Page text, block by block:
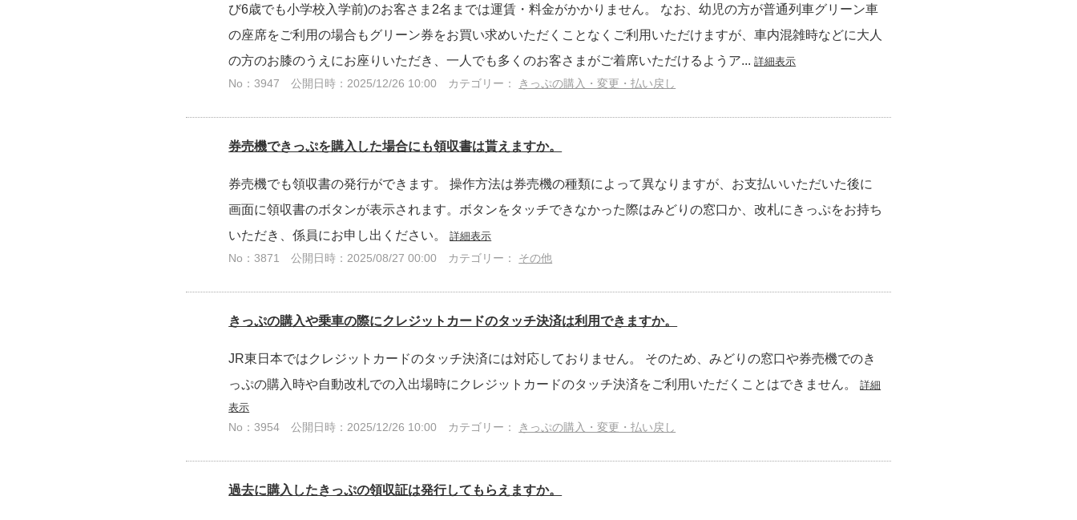
び6歳でも小学校入学前)のお客さま2名までは運賃・料金がかかりません。 なお、幼児の方が普通列車グリーン車
の座席をご利用の場合もグリーン券をお買い求めいただくことなくご利用いただけますが、車内混雑時などに大人
の方のお膝のうえにお座りいただき、一人でも多くのお客さまがご着席いただけるようア...詳細表示
No：3947 公開日時：2025/12/26 10:00 カテゴリー： きっぷの購入・変更・払い戻し
券売機できっぷを購入した場合にも領収書は貰えますか。
券売機でも領収書の発行ができます。 操作方法は券売機の種類によって異なりますが、お支払いいただいた後に
画面に領収書のボタンが表示されます。ボタンをタッチできなかった際はみどりの窓口か、改札にきっぷをお持ち
いただき、係員にお申し出ください。詳細表示
No：3871 公開日時：2025/08/27 00:00 カテゴリー： その他
きっぷの購入や乗車の際にクレジットカードのタッチ決済は利用できますか。
JR東日本ではクレジットカードのタッチ決済には対応しておりません。 そのため、みどりの窓口や券売機でのき
っぷの購入時や自動改札での入出場時にクレジットカードのタッチ決済をご利用いただくことはできません。詳細
表示
No：3954 公開日時：2025/12/26 10:00 カテゴリー： きっぷの購入・変更・払い戻し
過去に購入したきっぷの領収証は発行してもらえますか。